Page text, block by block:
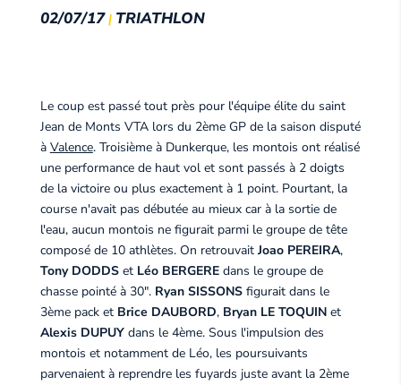
02/07/17| TRIATHLON
Le coup est passé tout près pour l'équipe élite du saint
Jean de Monts VTA lors du 2ème GP de la saison disputé
à Valence. Troisième à Dunkerque, les montois ont réalisé
une performance de haut vol et sont passés à 2 doigts
de la victoire ou plus exactement à 1 point. Pourtant, la
course n'avait pas débutée au mieux car à la sortie de
l'eau, aucun montois ne figurait parmi le groupe de tête
composé de 10 athlètes. On retrouvait Joao PEREIRA,
Tony DODDS et Léo BERGERE dans le groupe de
chasse pointé à 30". Ryan SISSONS figurait dans le
3ème pack et Brice DAUBORD, Bryan LE TOQUIN et
Alexis DUPUY dans le 4ème. Sous l'impulsion des
montois et notamment de Léo, les poursuivants
parvenaient à reprendre les fuyards juste avant la 2ème